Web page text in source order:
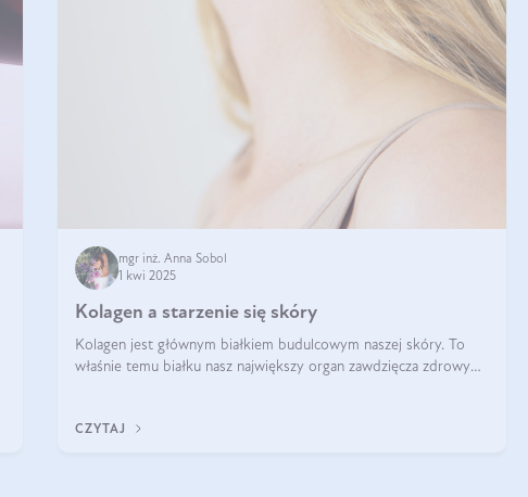
mgr inż. Anna Sobol
1 kwi 2025
Kolagen a starzenie się skóry
Kolagen jest głównym białkiem budulcowym naszej skóry. To
właśnie temu białku nasz największy organ zawdzięcza zdrowy
CZYTAJ